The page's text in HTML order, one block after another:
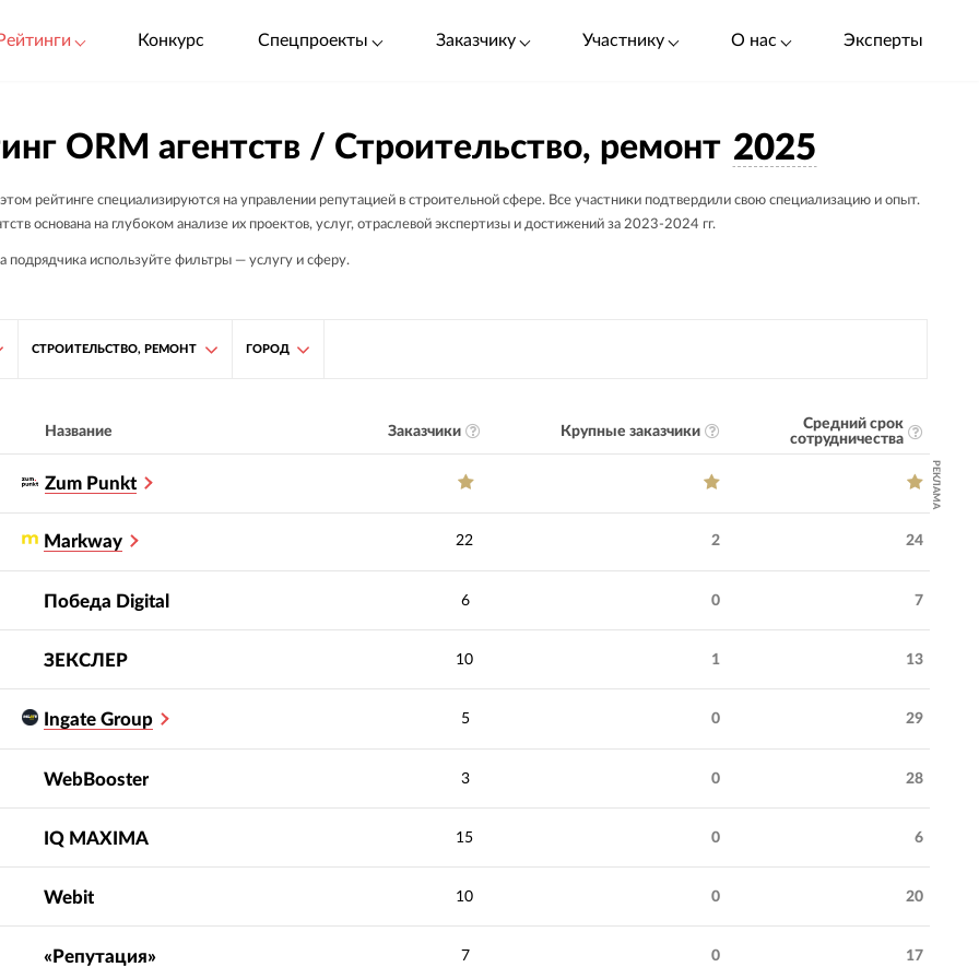
Конкурс Спецпроекты Заказчику Участнику О нас Эксперты
ORM агентств / Строительство, ремонт 2025
рейтинге специализируются на управлении репутацией в строительной сфере. Все участники подтвердили свою специализацию и опыт.
основана на глубоком анализе их проектов, услуг, отраслевой экспертизы и достижений за 2023-2024 гг.
подрядчика используйте фильтры — услугу и сферу.
СТРОИТЕЛЬСТВО, РЕМОНТ ГОРОД
Название Заказчики Крупные заказчики
Средний срок
сотрудничества
Zum Punkt РЕКЛАМА
Markway 22 2 24
Победа Digital 6 0 7
ЗЕКСЛЕР 10 1 13
Ingate Group 5 0 29
WebBooster 3 0 28
IQ МAXIMA 15 0 6
Webit 10 0 20
«Репутация» 7 0 17